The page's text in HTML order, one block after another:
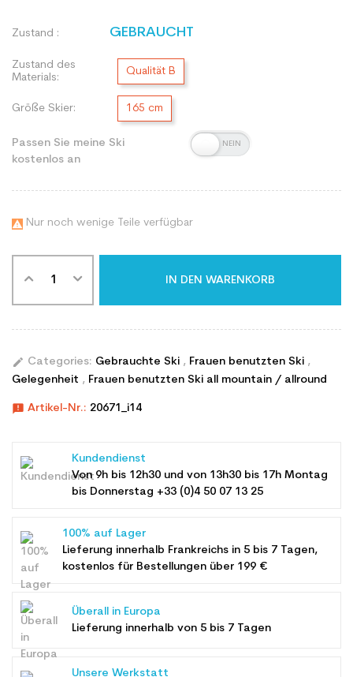
Zustand : GEBRAUCHT
Zustand des
Materials:
Qualität B
Größe Skier: 165 cm
Passen Sie meine Ski
kostenlos an
 Nur noch wenige Teile verfügbar
IN DEN WARENKORB
edit Categories: Gebrauchte Ski , Frauen benutzten Ski ,
Gelegenheit , Frauen benutzten Ski all mountain / allround
announcement Artikel-Nr.: 20671_i14
Kundendienst
Von 9h bis 12h30 und von 13h30 bis 17h Montag
bis Donnerstag +33 (0)4 50 07 13 25
100% auf Lager
Lieferung innerhalb Frankreichs in 5 bis 7 Tagen,
kostenlos für Bestellungen über 199 €
Überall in Europa
Lieferung innerhalb von 5 bis 7 Tagen
Unsere Werkstatt